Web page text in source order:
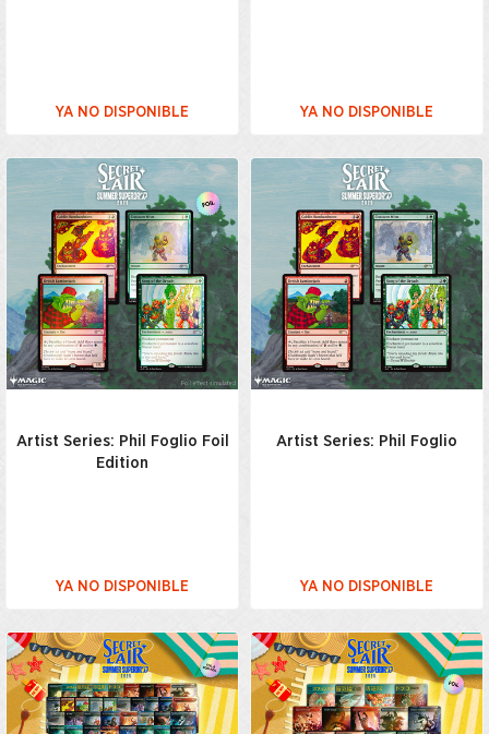
YA NO DISPONIBLE YA NO DISPONIBLE
Artist Series: Phil Foglio Foil
Edition
YA NO DISPONIBLE
Artist Series: Phil Foglio
YA NO DISPONIBLE